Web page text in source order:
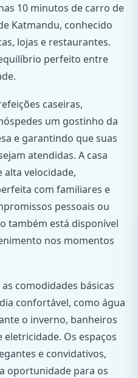
10 minutos de carro de
Katmandu, conhecido
lojas e restaurantes.
perfeito entre
caseiras,
um gostinho da
e garantindo que suas
atendidas. A casa
alta velocidade,
com familiares e
pessoais ou
também está disponível
nos momentos
comodidades básicas
confortável, como água
o inverno, banheiros
Os espaços
e convidativos,
oportunidade para os